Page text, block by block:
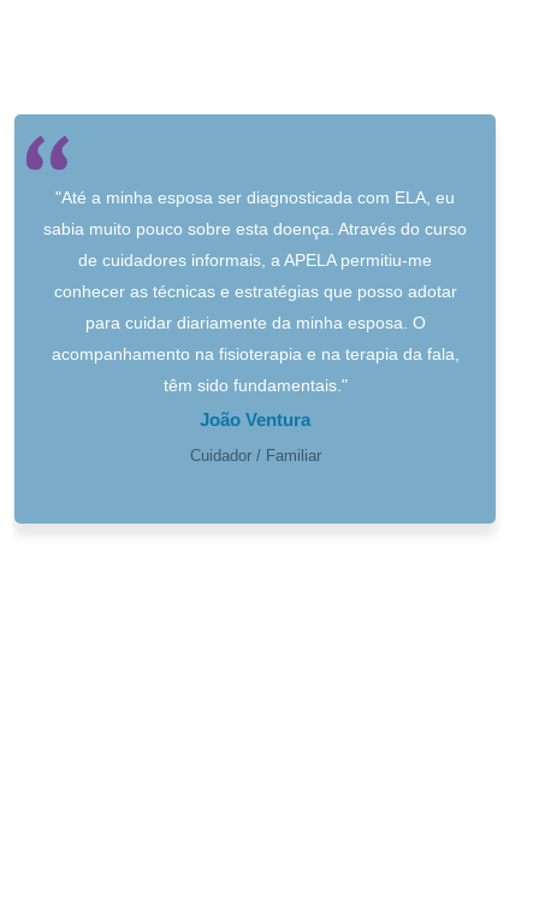
"Até a minha esposa ser diagnosticada com ELA, eu
sabia muito pouco sobre esta doença. Através do curso
de cuidadores informais, a APELA permitiu-me
conhecer as técnicas e estratégias que posso adotar
para cuidar diariamente da minha esposa. O
acompanhamento na fisioterapia e na terapia da fala,
têm sido fundamentais."
João Ventura
Cuidador / Familiar